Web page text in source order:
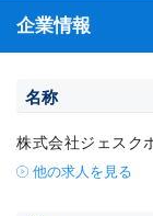
企業情報
名称
株式会社ジェスク
他の求人を見る